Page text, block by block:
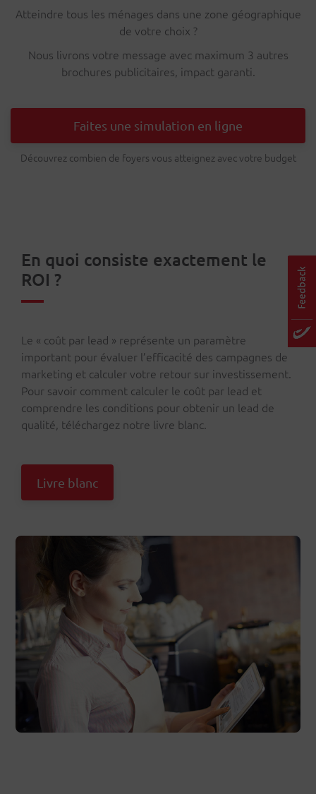
Atteindre tous les ménages dans une zone géographique
de votre choix ?
Nous livrons votre message avec maximum 3 autres
brochures publicitaires, impact garanti.
Faites une simulation en ligne
Découvrez combien de foyers vous atteignez avec votre budget
En quoi consiste exactement le
ROI ?
Le « coût par lead » représente un paramètre
important pour évaluer l’efficacité des campagnes de
marketing et calculer votre retour sur investissement.
Pour savoir comment calculer le coût par lead et
comprendre les conditions pour obtenir un lead de
qualité, téléchargez notre livre blanc.
Livre blanc